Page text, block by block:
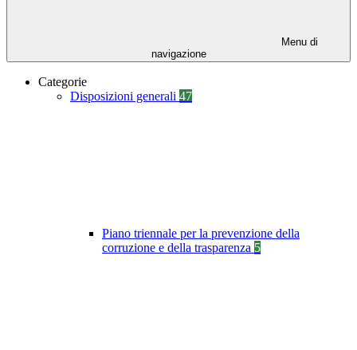
Menu di
navigazione
Categorie
Disposizioni generali 47
Piano triennale per la prevenzione della
corruzione e della trasparenza 5